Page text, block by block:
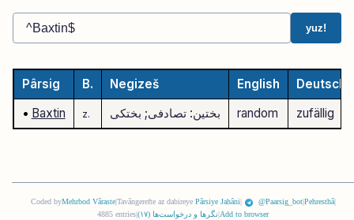
yuz!
Pârsig B. Negizeš English
Deutsch
• Baxtin z. بختین: تصادفی; بختکی random zufällig
Coded byMehrbod Vâraste|Tavângerefte az dabireye Pârsiye Jahâni| @Paarsig_bot|Pehresthâ|
4885 entries
نگرها و درخواست‌ها (١٧) Add to browser